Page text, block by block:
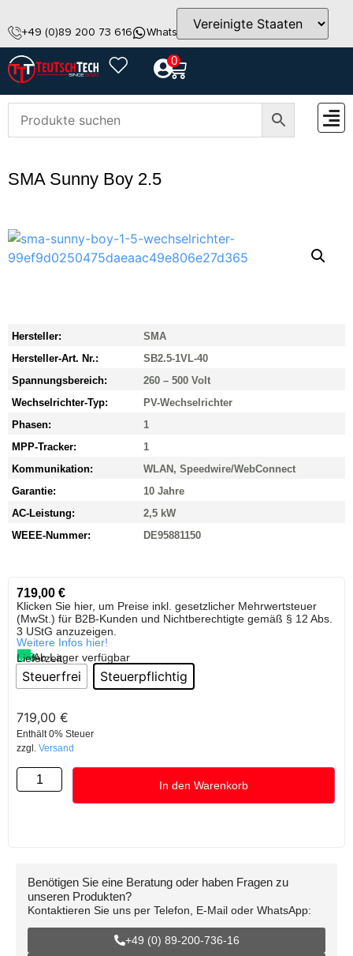
+49 (0)89 200 73 616 WhatsApp info@teutschtech.com
0
SMA Sunny Boy 2.5
Hersteller:
SMA
Hersteller-Art. Nr.:
SB2.5-1VL-40
Spannungsbereich:
260 – 500 Volt
Wechselrichter-Typ:
PV-Wechselrichter
Phasen:
1
MPP-Tracker:
1
Kommunikation:
WLAN, Speedwire/WebConnect
Garantie:
10 Jahre
AC-Leistung:
2,5 kW
WEEE-Nummer:
DE95881150
719,00 €
Klicken Sie hier, um Preise inkl. gesetzlicher Mehrwertsteuer
(MwSt.) für B2B-Kunden und Nichtberechtigte gemäß § 12 Abs.
3 UStG anzuzeigen.
Weitere Infos hier!
Ab Lager verfügbar
Lieferzeit:
Steuerfrei Steuerpflichtig
719,00 €
Enthält 0% Steuer
zzgl. Versand
In den Warenkorb
Benötigen Sie eine Beratung oder haben Fragen zu
unseren Produkten?
Kontaktieren Sie uns per Telefon, E-Mail oder WhatsApp:
+49 (0) 89-200-736-16